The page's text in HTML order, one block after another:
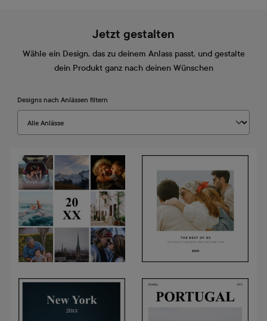
Jetzt gestalten
Wähle ein Design, das zu deinem Anlass passt, und gestalte
dein Produkt ganz nach deinen Wünschen
Designs nach Anlässen filtern